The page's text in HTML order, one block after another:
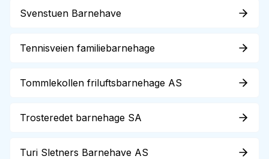
Svenstuen Barnehave
Tennisveien familiebarnehage
Tommlekollen friluftsbarnehage AS
Trosteredet barnehage SA
Turi Sletners Barnehave AS